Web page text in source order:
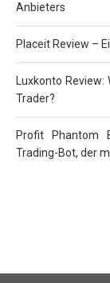
Anbieters
Placeit Review –
Luxkonto
Trader?
Profit Phantom
Trading-Bot, der